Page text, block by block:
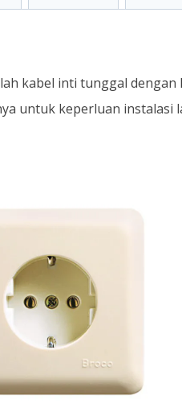
kabel inti tunggal
untuk keperluan instalasi